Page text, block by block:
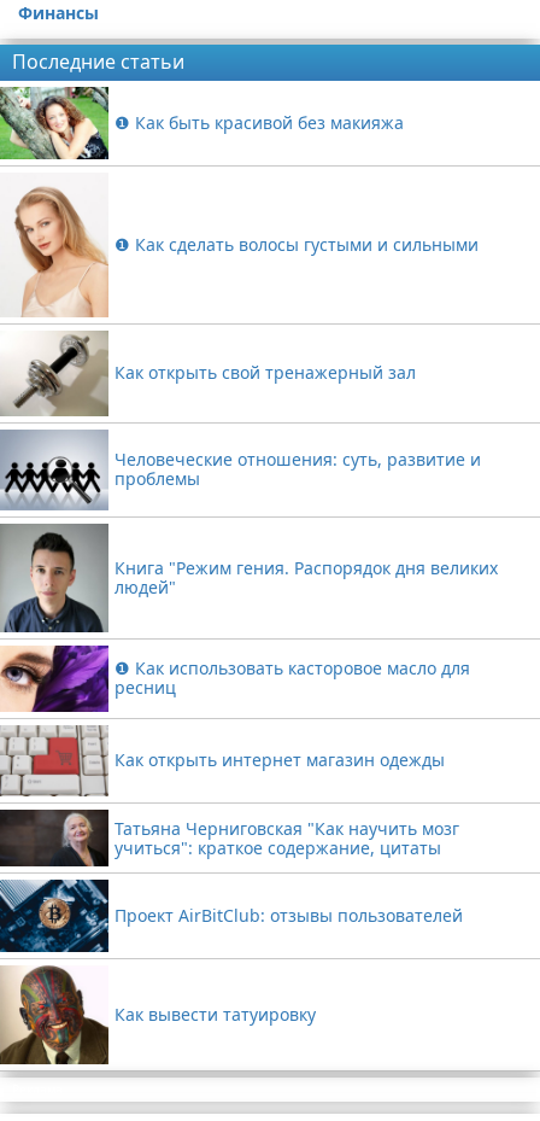
Финансы
Последние статьи
❶ Как быть красивой без макияжа
❶ Как сделать волосы густыми и сильными
Как открыть свой тренажерный зал
Человеческие отношения: суть, развитие и
проблемы
Книга "Режим гения. Распорядок дня великих
людей"
❶ Как использовать касторовое масло для
ресниц
Как открыть интернет магазин одежды
Татьяна Черниговская "Как научить мозг
учиться": краткое содержание, цитаты
Проект AirBitClub: отзывы пользователей
Как вывести татуировку